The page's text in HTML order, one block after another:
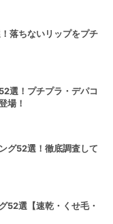
落ちないリップをプチ
選！プチプラ・デパコ
場！
グ52選！徹底調査して
52選【速乾・くせ毛・